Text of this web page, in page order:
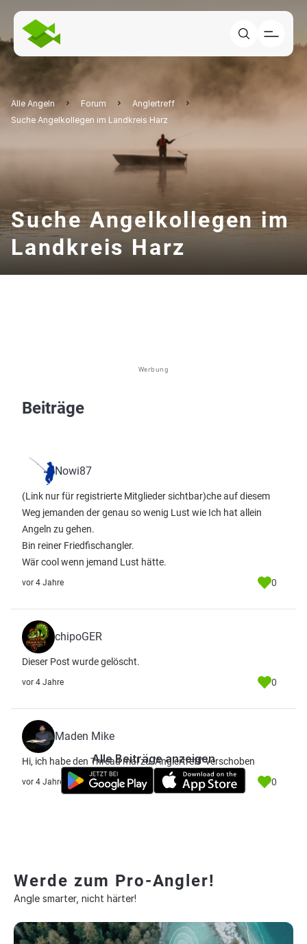
Alle Angeln Forum
Anglertreff
Suche Angelkollegen im Landkreis Harz
Suche Angelkollegen im
Landkreis Harz
Werbung
Beiträge
Nowi87
(Link nur für registrierte Mitglieder sichtbar)che auf diesem
Weg jemanden der genau so wenig Lust wie Ich hat allein
Angeln zu gehen.
Bin reiner Friedfischangler.
Wär cool wenn jemand Lust hätte.
vor 4 Jahre 0
chipoGER
Dieser Post wurde gelöscht.
vor 4 Jahre 0
Maden Mike
Hi, ich habe den Thread mal zu "Anglertreff" verschoben
vor 4 Jahre 0
Alle Beiträge anzeigen
Werde zum Pro-Angler!
Angle smarter, nicht härter!